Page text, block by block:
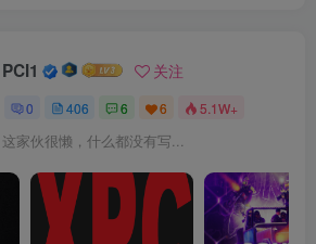
PCI1 关注
0 406 6 6 5.1W+
这家伙很懒，什么都没有写...